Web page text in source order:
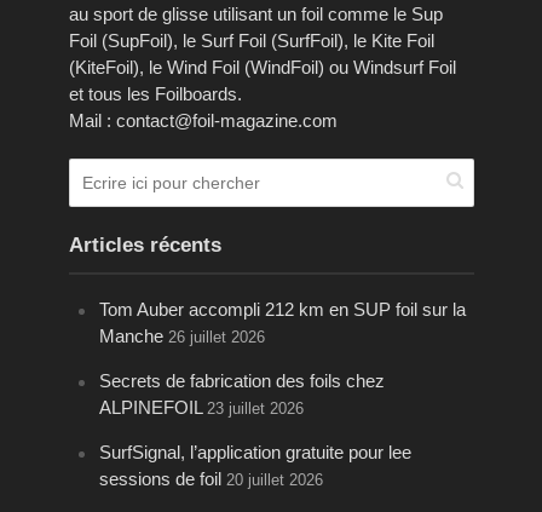
au sport de glisse utilisant un foil comme le Sup
Foil (SupFoil), le Surf Foil (SurfFoil), le Kite Foil
(KiteFoil), le Wind Foil (WindFoil) ou Windsurf Foil
et tous les Foilboards.
Mail : contact@foil-magazine.com
Articles récents
Tom Auber accompli 212 km en SUP foil sur la
Manche 26 juillet 2026
Secrets de fabrication des foils chez
ALPINEFOIL 23 juillet 2026
SurfSignal, l’application gratuite pour lee
sessions de foil 20 juillet 2026